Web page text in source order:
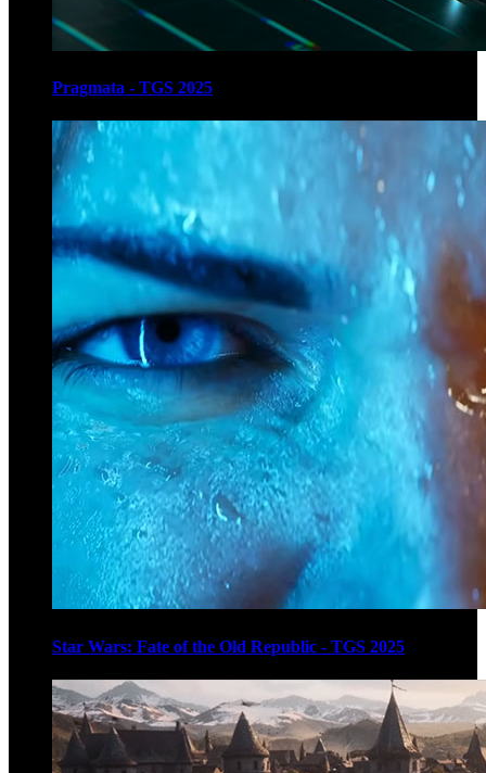
Pragmata - TGS 2025
Star Wars: Fate of the Old Republic - TGS 2025